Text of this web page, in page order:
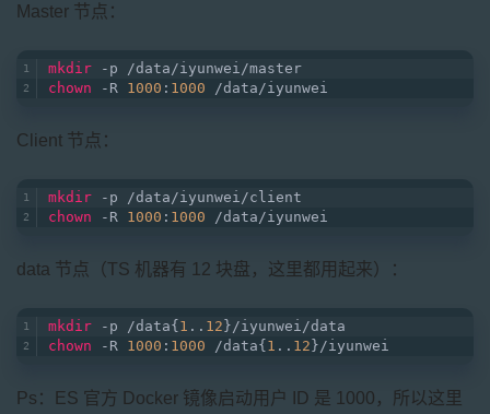
Master 节点：
mkdir -p /data/iyunwei/master
chown -R 1000 : 1000 /data/iyunwei
Client 节点：
mkdir -p /data/iyunwei/client
chown -R 1000 : 1000 /data/iyunwei
data 节点（TS 机器有 12 块盘，这里都用起来）：
mkdir -p /data{ 1 .. 12 }/iyunwei/data
chown -R 1000 : 1000 /data{ 1 .. 12 }/iyunwei
Ps：ES 官方 Docker 镜像启动用户 ID 是 1000，所以这里